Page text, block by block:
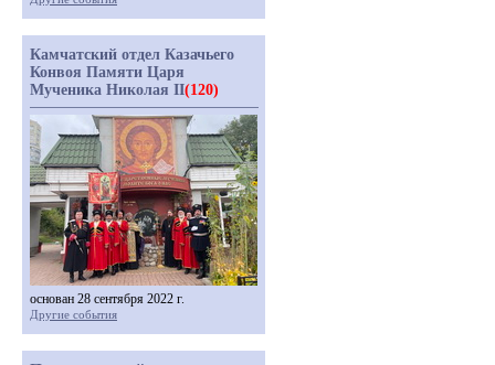
Камчатский отдел Казачьего
Конвоя Памяти Царя
Мученика Николая II(120)
основан 28 сентября 2022 г.
Другие события